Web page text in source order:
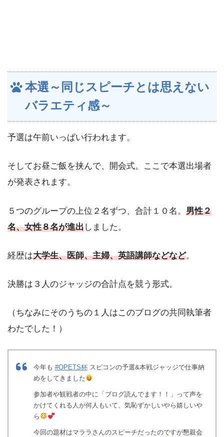
本選～同じスピーチとは思えない
バラエティ感～
予選は午前いっぱい行われます。
そしてお昼ご飯を挟んで、開会式。ここで本選出場者
が発表されます。
５つのグループの上位２名ずつ、合計１０名。 男性２
名、女性８名が進出しました。
経歴は大学生、医師、主婦、英語講師などなど。
決勝は３人のジャッジの合計点を競う形式。
（ちなみにそのうちの１人はこのブログの共同執筆者
わたでした！）
今年も #OPETS杯 スピコンの予選&本戦ジャッジで仕事納
めをしてきました
参加者や観戦者の中に「ブログ読んでます！！」って声を
かけてくれる人が何人もいて、気恥ずかしいやら嬉しいや
ら
今回の題材はマララさんのスピーチだったのですが懇親会